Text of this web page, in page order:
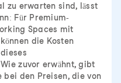
zu erwarten sind, lässt
Für Premium-
Spaces mit
die Kosten
zuvor erwähnt, gibt
bei den Preisen, die von